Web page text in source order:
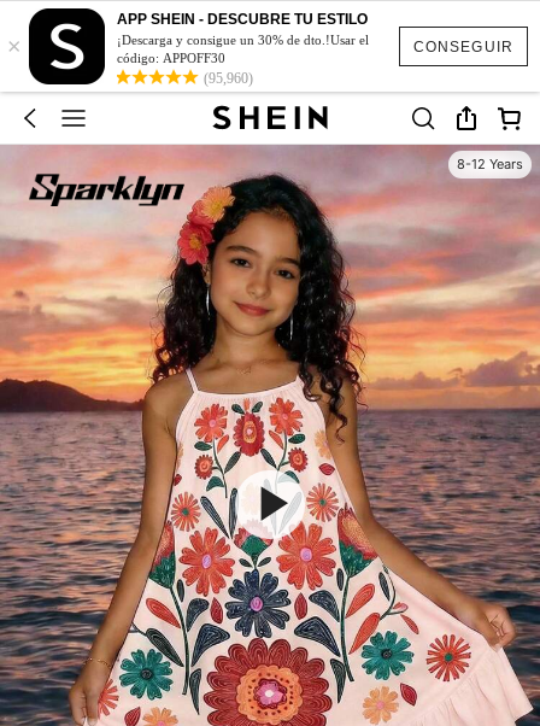
CONSEGUIR
×
APP SHEIN - DESCUBRE TU ESTILO
¡Descarga y consigue un 30% de dto.!Usar el
código: APPOFF30
(95,960)
8-12 Years